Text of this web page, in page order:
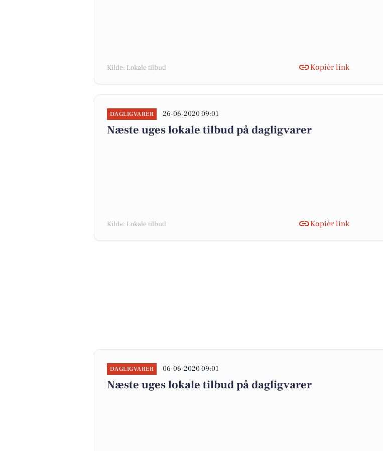
Kilde: Lokale tilbud Kopiér link
DAGLIGVARER 26-06-2020 09:01
Næste uges lokale tilbud på dagligvarer
Kilde: Lokale tilbud Kopiér link
DAGLIGVARER 06-06-2020 09:01
Næste uges lokale tilbud på dagligvarer